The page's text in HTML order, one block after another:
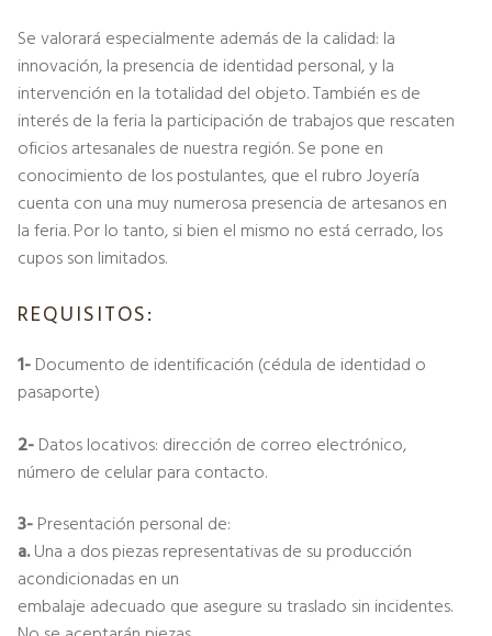
Se valorará especialmente además de la calidad: la
innovación, la presencia de identidad personal, y la
intervención en la totalidad del objeto. También es de
interés de la feria la participación de trabajos que rescaten
oficios artesanales de nuestra región. Se pone en
conocimiento de los postulantes, que el rubro Joyería
cuenta con una muy numerosa presencia de artesanos en
la feria. Por lo tanto, si bien el mismo no está cerrado, los
cupos son limitados.
REQUISITOS:
1- Documento de identificación (cédula de identidad o
pasaporte)
2- Datos locativos: dirección de correo electrónico,
número de celular para contacto.
3- Presentación personal de:
a.Una a dos piezas representativas de su producción
acondicionadas en un
embalaje adecuado que asegure su traslado sin incidentes.